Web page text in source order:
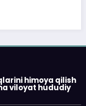
himoya qilish
viloyat hududiy